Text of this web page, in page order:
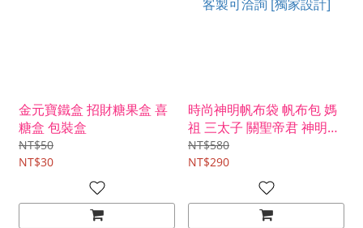
金元寶鐵盒 招財糖果盒 喜
糖盒 包裝盒
NT$50
NT$30
時尚神明帆布袋 帆布包 媽
祖 三太子 關聖帝君 神明環
保購物袋 台灣文創商品 客
製可洽詢 [獨家設計]
NT$580
NT$290